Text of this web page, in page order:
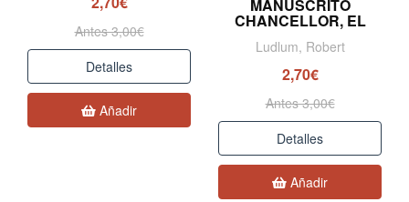
Antes 3,00€
Detalles
Añadir
MANUSCRITO
CHANCELLOR, EL
Ludlum, Robert
2,70€
Antes 3,00€
Detalles
Añadir